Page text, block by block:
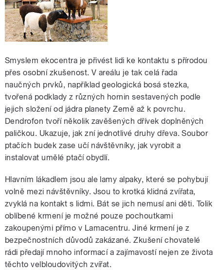
Smyslem ekocentra je přivést lidi ke kontaktu s přírodou
přes osobní zkušenost. V areálu je tak celá řada
naučných prvků, například geologická bosá stezka,
tvořená podklady z různých hornin sestavených podle
jejich složení od jádra planety Země až k povrchu.
Dendrofon tvoří několik zavěšených dřívek doplněných
paličkou. Ukazuje, jak zní jednotlivé druhy dřeva. Soubor
ptačích budek zase učí návštěvníky, jak vyrobit a
instalovat umělé ptačí obydlí.
Hlavním lákadlem jsou ale lamy alpaky, které se pohybují
volně mezi návštěvníky. Jsou to krotká klidná zvířata,
zvyklá na kontakt s lidmi. Bát se jich nemusí ani děti. Tolik
oblíbené krmení je možné pouze pochoutkami
zakoupenými přímo v Lamacentru. Jiné krmení je z
bezpečnostních důvodů zakázané. Zkušení chovatelé
rádi předají mnoho informací a zajímavostí nejen ze života
těchto velbloudovitých zvířat.